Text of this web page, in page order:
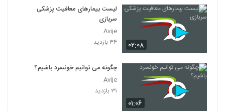
۰۲:۰۸
لیست بیمارهای معافیت پزشکی
سربازی
Avije
۳۴ بازدید
۰۱:۰۶
چگونه می توانیم خونسرد باشیم؟
Avije
۳۱ بازدید